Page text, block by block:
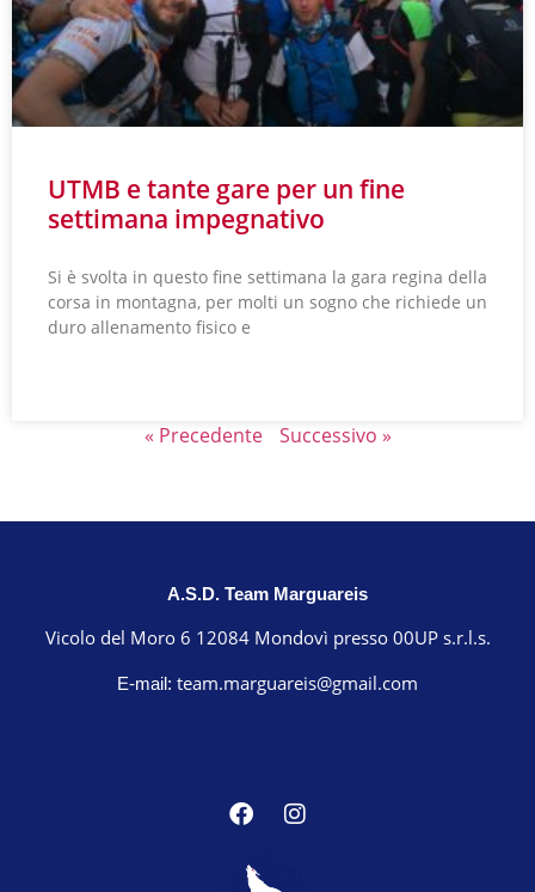
UTMB e tante gare per un fine
settimana impegnativo
Si è svolta in questo fine settimana la gara regina della
corsa in montagna, per molti un sogno che richiede un
duro allenamento fisico e
« Precedente Successivo »
A.S.D. Team Marguareis
Vicolo del Moro 6 12084 Mondovì presso 00UP s.r.l.s.
E-mail: team.marguareis@gmail.com